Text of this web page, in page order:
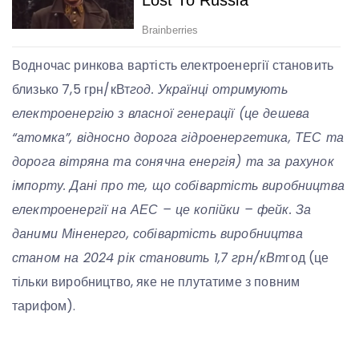
Водночас ринкова вартість електроенергії становить
близько 7,5 грн/кВтгод. Українці отримують
електроенергію з власної генерації (це дешева
“атомка”, відносно дорога гідроенергетика, ТЕС та
дорога вітряна та сонячна енергія) та за рахунок
імпорту. Дані про те, що собівартість виробництва
електроенергії на АЕС – це копійки – фейк. За
даними Міненерго, собівартість виробництва
станом на 2024 рік становить 1,7 грн/кВтгод (це
тільки виробництво, яке не плутатиме з повним
тарифом).